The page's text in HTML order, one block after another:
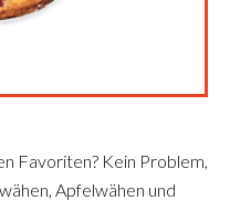
Favoriten? Kein Problem,
Apfelwähen und